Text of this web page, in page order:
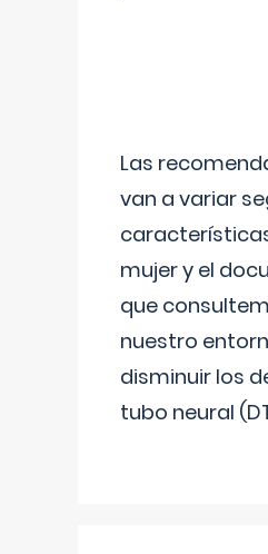
Las
van a variar
mujer y el
que
nuestro
disminuir los
tubo neural